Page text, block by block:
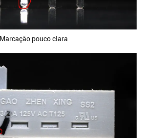
Marcação pouco clara